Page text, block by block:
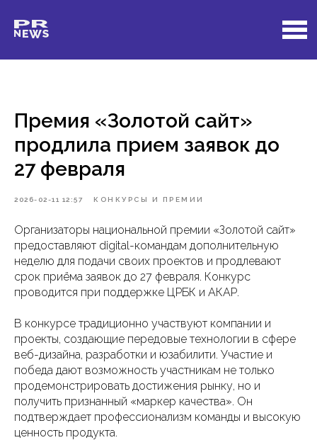
Премия «Золотой сайт»
продлила прием заявок до
27 февраля
2026-02-11 12:57 КОНКУРСЫ И ПРЕМИИ
Организаторы национальной премии «Золотой сайт»
предоставляют digital-командам дополнительную
неделю для подачи своих проектов и продлевают
срок приёма заявок до 27 февраля. Конкурс
проводится при поддержке ЦРБК и АКАР.
В конкурсе традиционно участвуют компании и
проекты, создающие передовые технологии в сфере
веб-дизайна, разработки и юзабилити. Участие и
победа дают возможность участникам не только
продемонстрировать достижения рынку, но и
получить признанный «маркер качества». Он
подтверждает профессионализм команды и высокую
ценность продукта.